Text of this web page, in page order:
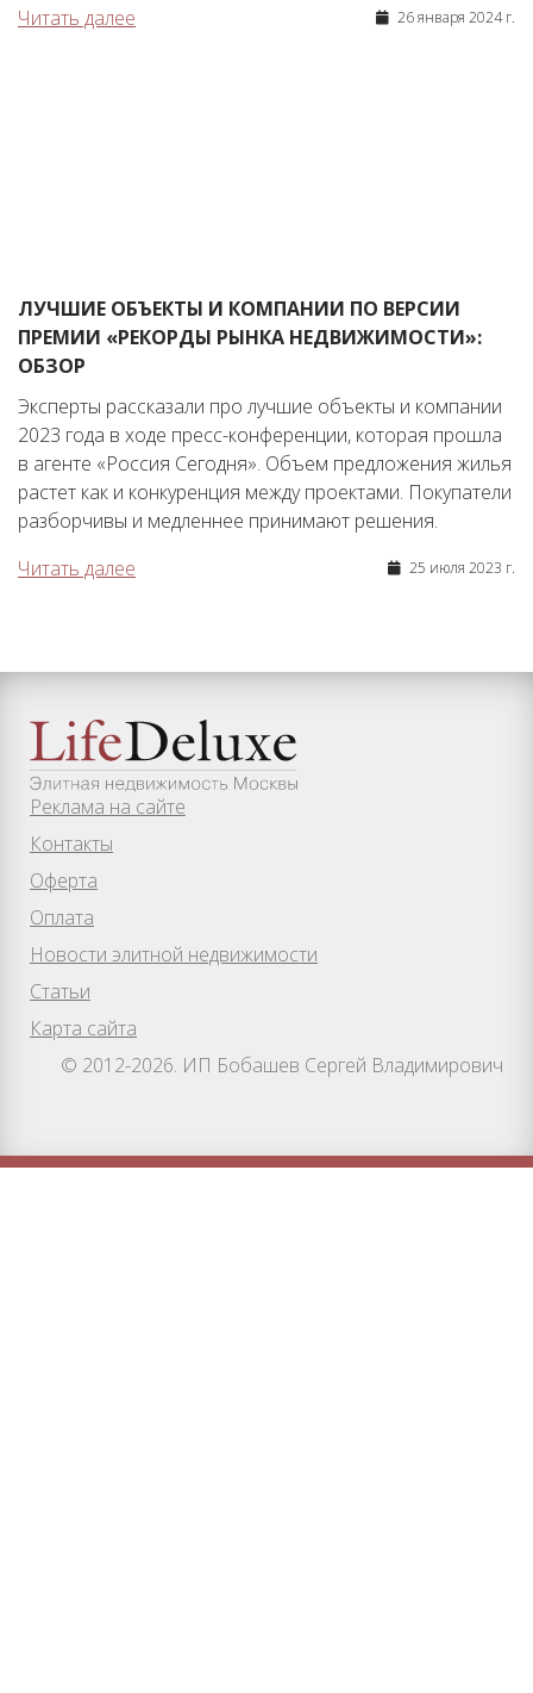
Читать далее
26 января 2024 г.
ЛУЧШИЕ ОБЪЕКТЫ И КОМПАНИИ ПО ВЕРСИИ
ПРЕМИИ «РЕКОРДЫ РЫНКА НЕДВИЖИМОСТИ»:
ОБЗОР
Эксперты рассказали про лучшие объекты и компании
2023 года в ходе пресс-конференции, которая прошла
в агенте «Россия Сегодня». Объем предложения жилья
растет как и конкуренция между проектами. Покупатели
разборчивы и медленнее принимают решения.
Читать далее
25 июля 2023 г.
Реклама на сайте
Контакты
Оферта
Оплата
Новости элитной недвижимости
Статьи
Карта сайта
© 2012-2026. ИП Бобашев Сергей Владимирович